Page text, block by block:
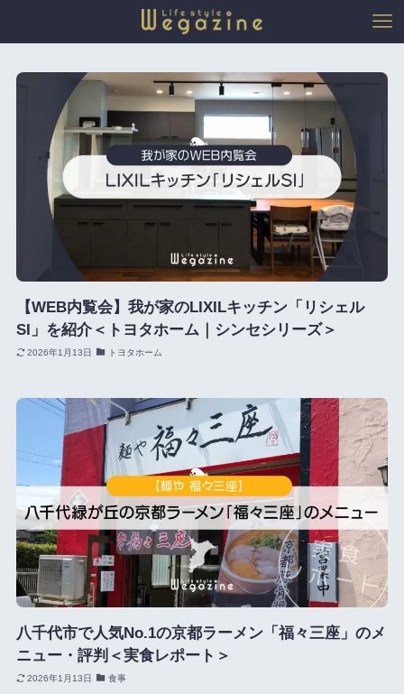
【WEB内覧会】我が家のLIXILキッチン「リシェル
SI」を紹介＜トヨタホーム｜シンセシリーズ＞
2026年1月13日 トヨタホーム
八千代市で人気No.1の京都ラーメン「福々三座」のメ
ニュー・評判＜実食レポート＞
2026年1月13日 食事